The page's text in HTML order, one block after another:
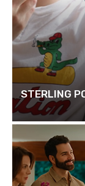
STERLING